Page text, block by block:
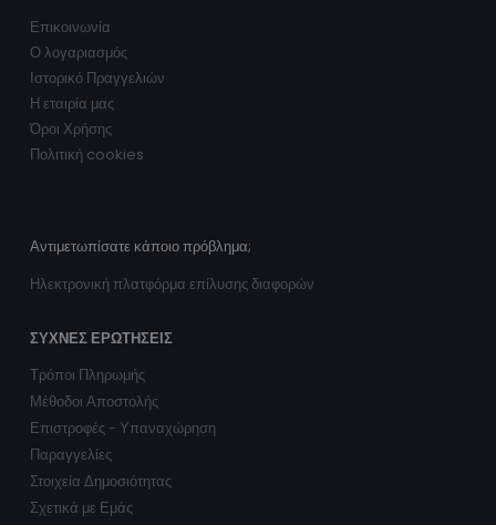
Επικοινωνία
Ο λογαριασμός
Ιστορικό Πραγγελιών
Η εταιρία μας
Όροι Χρήσης
Πολιτική cookies
Αντιμετωπίσατε κάποιο πρόβλημα;
Ηλεκτρονική πλατφόρμα επίλυσης διαφορών
ΣΥΧΝΈΣ ΕΡΩΤΉΣΕΙΣ
Τρόποι Πληρωμής
Μέθοδοι Αποστολής
Επιστροφές - Υπαναχώρηση
Παραγγελίες
Στοιχεία Δημοσιότητας
Σχετικά με Εμάς